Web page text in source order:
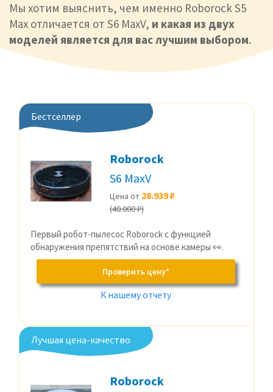
Мы хотим выяснить, чем именно Roborock S5
Max отличается от S6 MaxV, и какая из двух
моделей является для вас лучшим выбором.
Бестселлер
Roborock
S6 MaxV
Цена от 28.939 ₽
(40.000 ₽)
Первый робот-пылесос Roborock с функцией
обнаружения препятствий на основе камеры 👀.
Проверить цену*
К нашему отчету
Лучшая цена-качество
Roborock